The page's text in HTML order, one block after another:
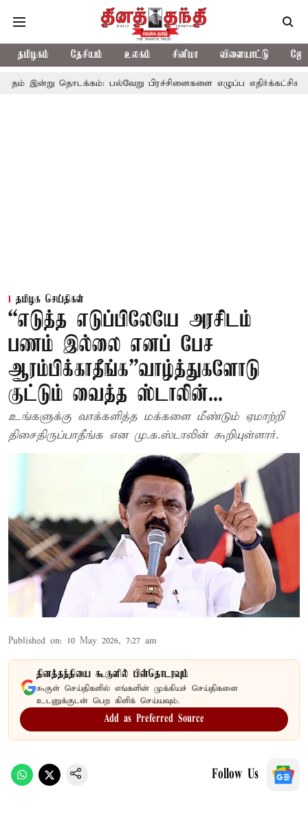
தமிழகம் தேசியம் உலகம் சினிமா விளையாட்டு
பல்வேறு பிரச்சினைகளை எழுப்ப எதிர்க்கட்சிகள் திட்டம்
தமிழக செய்திகள்
“எடுத்த எடுப்பிலேயே அரசிடம்
பணம் இல்லை எனப் பேச
ஆரம்பிக்காதீங்க”வாழ்த்துகளோடு
குட்டும் வைத்த ஸ்டாலின்...
உங்களுக்கு வாக்களித்த மக்களை மீண்டும் ஏமாற்றி
திசைதிருப்பாதீங்க என மு.க.ஸ்டாலின் கூறியுள்ளார்.
Published on: 10 May 2026, 7:27 am
தினத்தந்தியை கூகுளில் பின்தொடரவும்
கூகுள் செய்திகளில் எங்களின் முக்கியச் செய்திகளை
உடனுக்குடன் பெற கிளிக் செய்யவும்.
Add as Preferred Source
Follow Us